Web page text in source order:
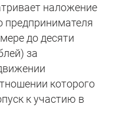
наложение
предпринимателя
до десяти
за
которого
к участию в